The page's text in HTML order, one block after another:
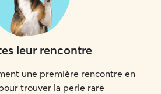
leur rencontre
une première rencontre en
trouver la perle rare